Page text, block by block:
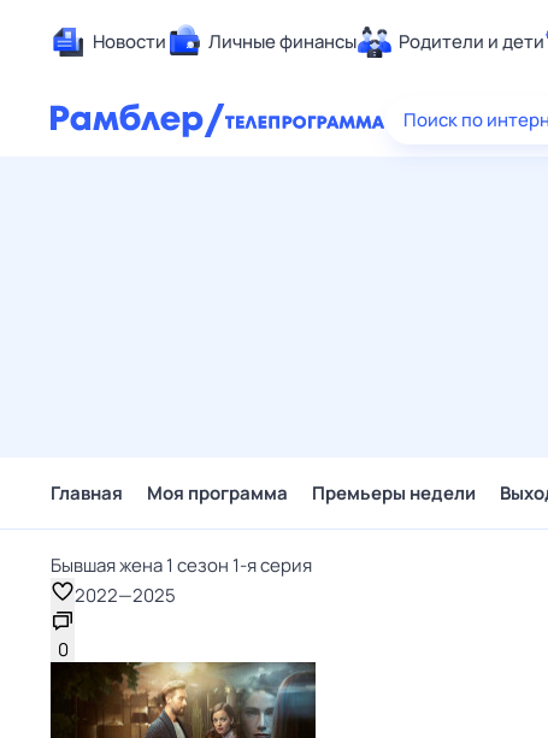
Новости Личные финансы Родители и дети
Здоровье
Поиск по
Главная Моя программа Премьеры недели
Бывшая жена 1 сезон 1-я серия
2022—2025
0